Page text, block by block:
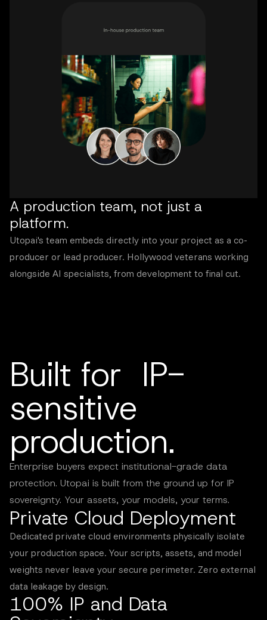
A production team, not just a
platform.
Utopai's team embeds directly into your project as a co-
producer or lead producer. Hollywood veterans working
alongside AI specialists, from development to final cut.
Built for IP-
sensitive
production.
Enterprise buyers expect institutional-grade data
protection. Utopai is built from the ground up for IP
sovereignty. Your assets, your models, your terms.
Private Cloud Deployment
Dedicated private cloud environments physically isolate
your production space. Your scripts, assets, and model
weights never leave your secure perimeter. Zero external
data leakage by design.
100% IP and Data